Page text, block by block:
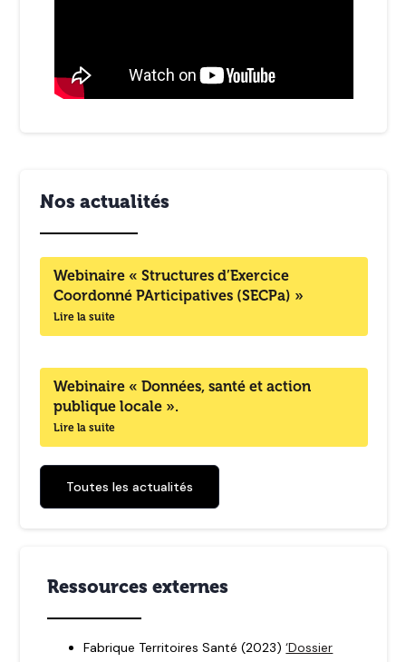
Nos actualités
Webinaire « Structures d’Exercice
Coordonné PArticipatives (SECPa) »
Lire la suite
Webinaire « Données, santé et action
publique locale ».
Lire la suite
Toutes les actualités
Ressources externes
Fabrique Territoires Santé (2023)‘Dossier